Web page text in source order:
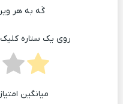
گَه به هر
روی یک ستاره کلیک
میانگین امتیاز